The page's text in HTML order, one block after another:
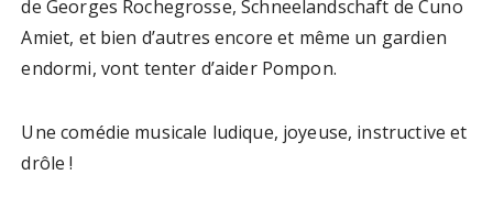
de Georges Rochegrosse, Schneelandschaft de Cuno
Amiet, et bien d’autres encore et même un gardien
endormi, vont tenter d’aider Pompon.
Une comédie musicale ludique, joyeuse, instructive et
drôle !